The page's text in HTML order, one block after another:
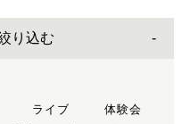
り込む
ライブ
体験会